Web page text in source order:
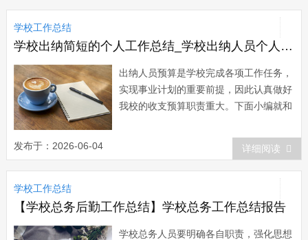
期大家虽忙忙碌碌但也硕果累累。回顾本
学期的工作，我校全体师生在教育局及镇
政府的正...
学校工作总结
学校出纳简短的个人工作总结_学校出纳人员个人工作总结
出纳人员预算是学校完成各项工作任务，
实现事业计划的重要前提，因此认真做好
我校的收支预算职责重大。下面小编就和
一下吧。 学校出纳人员工作总结
20xx年即将过去，今年，是我园成立两周
年，经过上学年及下学年的两次督导验
收，本年度顺利透过了深圳市规范化幼儿
园和深...
发布于：2026-06-04 详细阅读
学校工作总结
【学校总务后勤工作总结】学校总务工作总结报告
学校总务人员要明确各自职责，强化思想